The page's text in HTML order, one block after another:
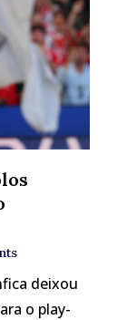
deixou
o play-